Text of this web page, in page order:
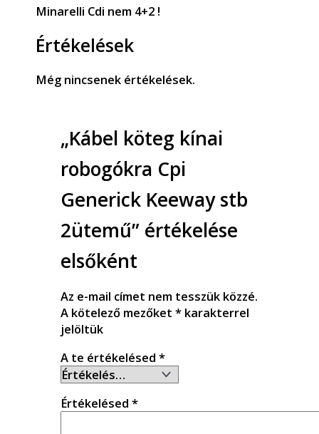
Minarelli Cdi nem 4+2 !
Értékelések
Még nincsenek értékelések.
„Kábel köteg kínai
robogókra Cpi
Generick Keeway stb
2ütemű” értékelése
elsőként
Az e-mail címet nem tesszük közzé.
A kötelező mezőket *karakterrel
jelöltük
A te értékelésed *
Értékelésed *